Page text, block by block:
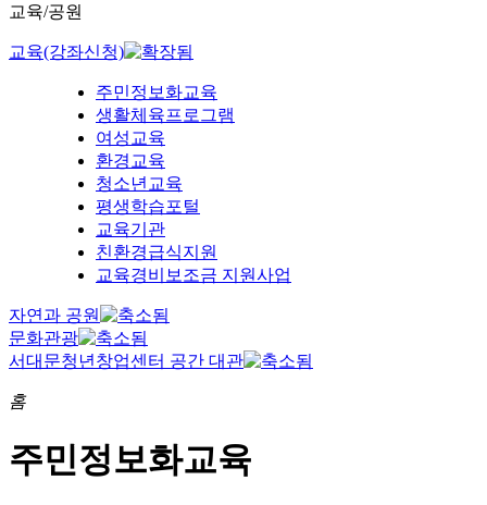
교육/공원
교육(강좌신청)
주민정보화교육
생활체육프로그램
여성교육
환경교육
청소년교육
평생학습포털
교육기관
친환경급식지원
교육경비보조금 지원사업
자연과 공원
문화관광
서대문청년창업센터 공간 대관
홈
주민정보화교육